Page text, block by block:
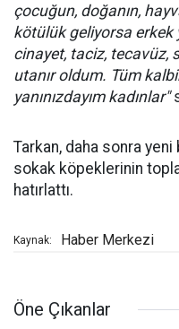
çocuğun, doğanın,
kötülük geliyorsa erkek
cinayet, taciz, tecavüz,
utanır oldum. Tüm
yanınızdayım kadınlar"
Tarkan, daha sonra yeni
sokak köpeklerinin
hatırlattı.
Kaynak: Haber Merkezi
Öne Çıkanlar